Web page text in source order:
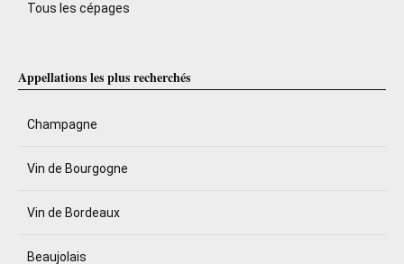
Tous les cépages
Appellations les plus recherchés
Champagne
Vin de Bourgogne
Vin de Bordeaux
Beaujolais